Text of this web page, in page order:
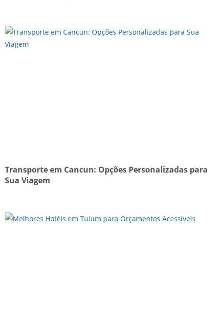
Transporte em Cancun: Opções Personalizadas para
Sua Viagem